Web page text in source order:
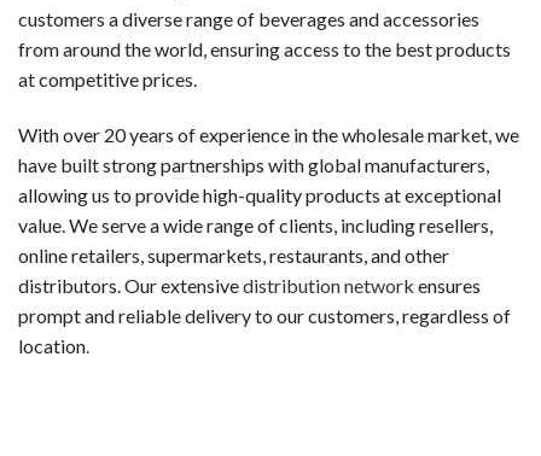
customers a diverse range of beverages and accessories
from around the world, ensuring access to the best products
at competitive prices.
With over 20 years of experience in the wholesale market, we
have built strong partnerships with global manufacturers,
allowing us to provide high-quality products at exceptional
value. We serve a wide range of clients, including resellers,
online retailers, supermarkets, restaurants, and other
distributors. Our extensivedistribution network ensures
prompt and reliable delivery to our customers, regardless of
location.
最初の入金時に一般的に提供されるボーナスです。チャー
スピンボーナス
キャッシュバックボーナス
失敗した場合でも、損失の一部が戻ってくるオファーです
VIP・ハイローラー・ハイローラー
大量プレイヤーや常連客プレイヤー向けのスペシャルボー
初めての人が陥りやすい5つのミス